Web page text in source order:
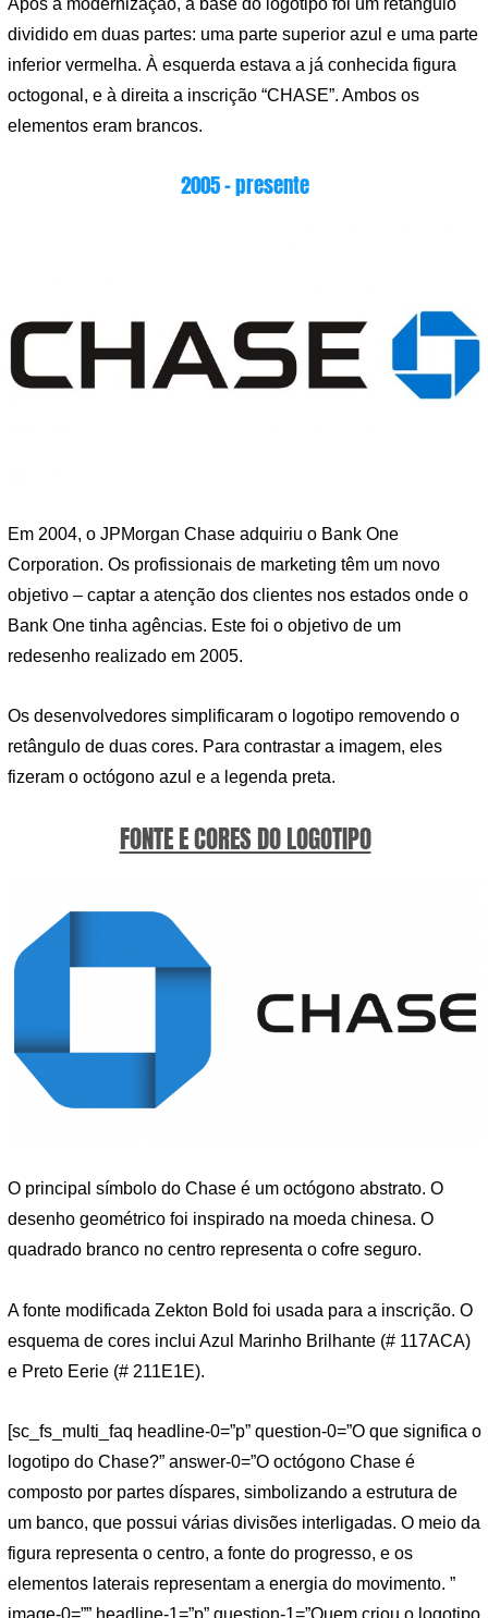
dividido em duas partes: uma parte superior azul e uma parte
inferior vermelha. À esquerda estava a já conhecida figura
octogonal, e à direita a inscrição “CHASE”. Ambos os
elementos eram brancos.
2005 – presente
Em 2004, o JPMorgan Chase adquiriu o Bank One
Corporation. Os profissionais de marketing têm um novo
objetivo – captar a atenção dos clientes nos estados onde o
Bank One tinha agências. Este foi o objetivo de um
redesenho realizado em 2005.
Os desenvolvedores simplificaram o logotipo removendo o
retângulo de duas cores. Para contrastar a imagem, eles
fizeram o octógono azul e a legenda preta.
FONTE E CORES DO LOGOTIPO
O principal símbolo do Chase é um octógono abstrato. O
desenho geométrico foi inspirado na moeda chinesa. O
quadrado branco no centro representa o cofre seguro.
A fonte modificada Zekton Bold foi usada para a inscrição. O
esquema de cores inclui Azul Marinho Brilhante (# 117ACA)
e Preto Eerie (# 211E1E).
[sc_fs_multi_faq headline-0=”p” question-0=”O que significa o
logotipo do Chase?” answer-0=”O octógono Chase é
composto por partes díspares, simbolizando a estrutura de
um banco, que possui várias divisões interligadas. O meio da
figura representa o centro, a fonte do progresso, e os
elementos laterais representam a energia do movimento. ”